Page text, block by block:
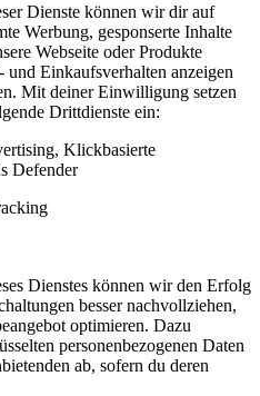
Dienste können wir dir auf
Werbung, gesponserte Inhalte
Webseite oder Produkte
und Einkaufsverhalten anzeigen
Mit deiner Einwilligung setzen
Drittdienste ein:
Klickbasierte
Defender
Dienstes können wir den Erfolg
besser nachvollziehen,
optimieren. Dazu
personenbezogenen Daten
ab, sofern du deren